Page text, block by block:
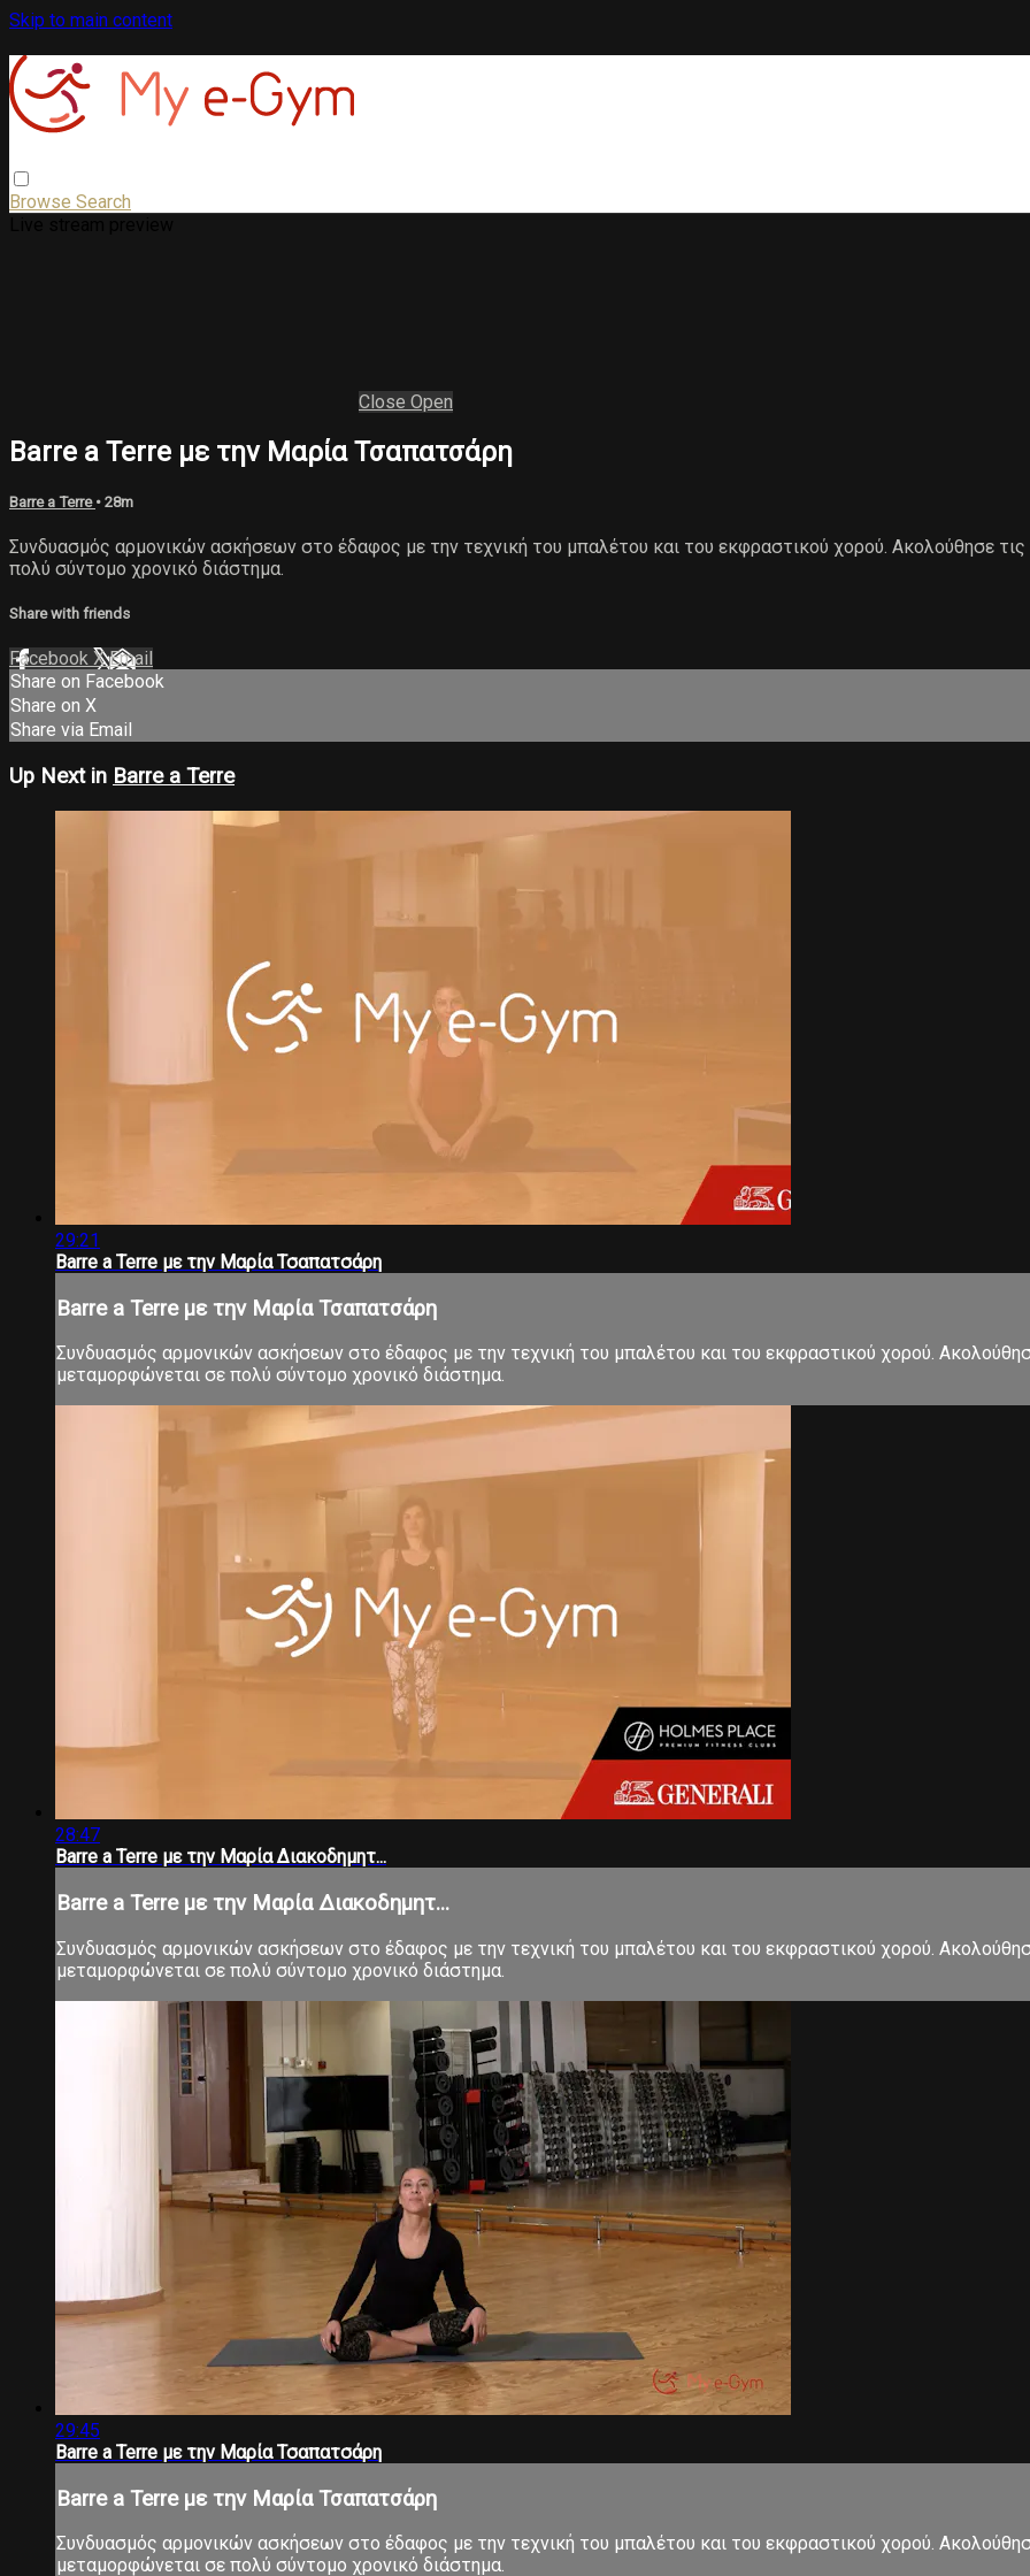
Skip to main content
Browse Search
Close Open
Barre a Terre με την Μαρία Τσαπατσάρη
Barre a Terre • 28m
Συνδυασμός αρμονικών ασκήσεων στο έδαφος με την τεχνική του μπαλέτου και του εκφραστικού χορού. Ακολούθησε
πολύ σύντομο χρονικό διάστημα.
Share with friends
Facebook XEmail
Share on Facebook
Share on X
Share via Email
Up Next in Barre a Terre
29:21
Barre a Terre με την Μαρία Τσαπατσάρη
Barre a Terre με την Μαρία Τσαπατσάρη
Συνδυασμός αρμονικών ασκήσεων στο έδαφος με την τεχνική του μπαλέτου και του εκφραστικού χορού.
μεταμορφώνεται σε πολύ σύντομο χρονικό διάστημα.
28:47
Barre a Terre με την Μαρία Διακοδημητ...
Barre a Terre με την Μαρία Διακοδημητ...
Συνδυασμός αρμονικών ασκήσεων στο έδαφος με την τεχνική του μπαλέτου και του εκφραστικού χορού.
μεταμορφώνεται σε πολύ σύντομο χρονικό διάστημα.
29:45
Barre a Terre με την Μαρία Τσαπατσάρη
Barre a Terre με την Μαρία Τσαπατσάρη
Συνδυασμός αρμονικών ασκήσεων στο έδαφος με την τεχνική του μπαλέτου και του εκφραστικού χορού.
μεταμορφώνεται σε πολύ σύντομο χρονικό διάστημα.